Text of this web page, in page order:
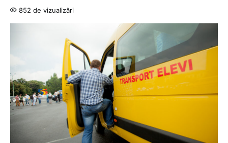
852 de vizualizări